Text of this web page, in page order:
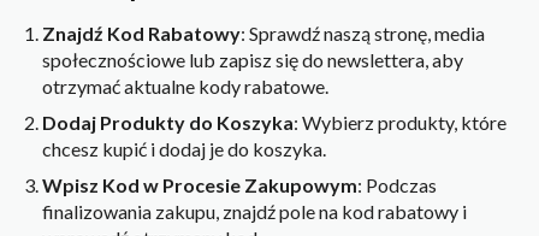
Znajdź Kod Rabatowy: Sprawdź naszą stronę, media
społecznościowe lub zapisz się do newslettera, aby
otrzymać aktualne kody rabatowe.
Dodaj Produkty do Koszyka: Wybierz produkty, które
chcesz kupić i dodaj je do koszyka.
Wpisz Kod w Procesie Zakupowym: Podczas
finalizowania zakupu, znajdź pole na kod rabatowy i